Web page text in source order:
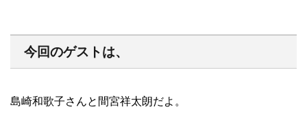
今回のゲストは、
島崎和歌子さんと間宮祥太朗だよ。